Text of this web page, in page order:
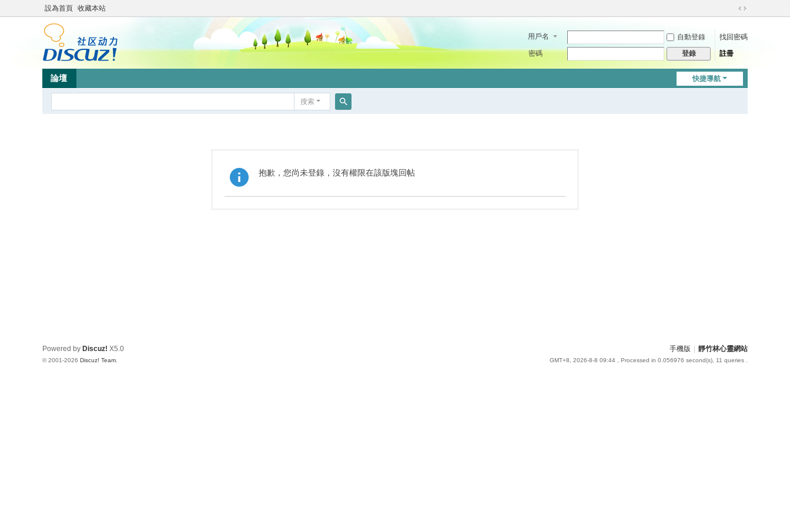
設為首頁 收藏本站
切
到
用戶名 自動登錄
找回密碼
密碼
登錄 註冊
快捷導航
論壇
搜索
抱歉，您尚未登錄，沒有權限在該版塊回帖
手機版 靜竹林心靈網站
GMT+8, 2026-8-8 09:44 , Processed in 0.056976 second(s), 11 queries .
Powered by Discuz! X5.0
© 2001-2026 Discuz! Team